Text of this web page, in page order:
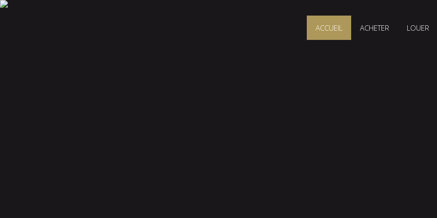
ACCUEIL ACHETER LOUER